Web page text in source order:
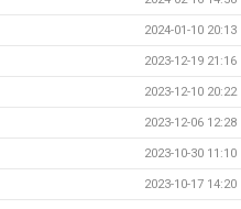
2024-01-10 20:13
2023-12-19 21:16
2023-12-10 20:22
2023-12-06 12:28
2023-10-30 11:10
2023-10-17 14:20